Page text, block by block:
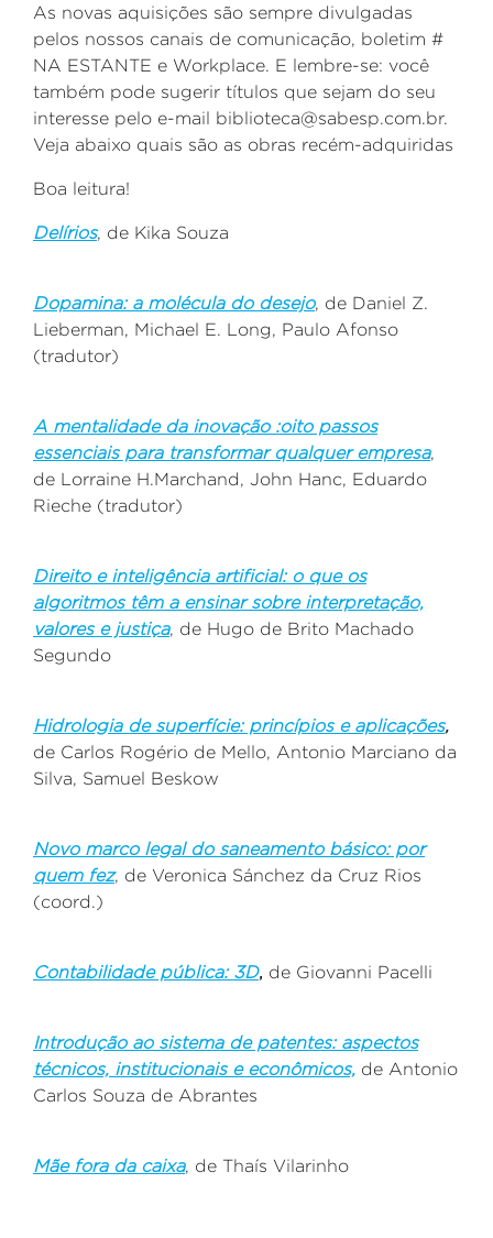
As novas aquisições são sempre divulgadas
pelos nossos canais de comunicação, boletim #
NA ESTANTE e Workplace. E lembre-se: você
também pode sugerir títulos que sejam do seu
interesse pelo e-mail biblioteca@sabesp.com.br.
Veja abaixo quais são as obras recém-adquiridas
Boa leitura!
Delírios, de Kika Souza
Dopamina: a molécula do desejo, de Daniel Z.
Lieberman, Michael E. Long, Paulo Afonso
(tradutor)
A mentalidade da inovação :oito passos
essenciais para transformar qualquer empresa,
de Lorraine H.Marchand, John Hanc, Eduardo
Rieche (tradutor)
Direito e inteligência artificial: o que os
algoritmos têm a ensinar sobre interpretação,
valores e justiça, de Hugo de Brito Machado
Segundo
Hidrologia de superfície: princípios e aplicações,
de Carlos Rogério de Mello, Antonio Marciano da
Silva, Samuel Beskow
Novo marco legal do saneamento básico: por
quem fez, de Veronica Sánchez da Cruz Rios
(coord.)
Contabilidade pública: 3D, de Giovanni Pacelli
Introdução ao sistema de patentes: aspectos
técnicos, institucionais e econômicos, de Antonio
Carlos Souza de Abrantes
Mãe fora da caixa, de Thaís Vilarinho